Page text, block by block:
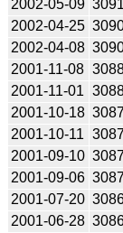
2002-05-09 3091
2002-04-25
2002-04-08
2001-11-08
2001-11-01
2001-10-18 3087
2001-10-11 3087
2001-09-10 3087
2001-09-06 3087
2001-07-20
2001-06-28